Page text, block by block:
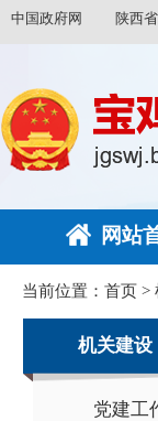
中国政府网 陕西
网站
当前位置： 首页 >
机关建设
党建工